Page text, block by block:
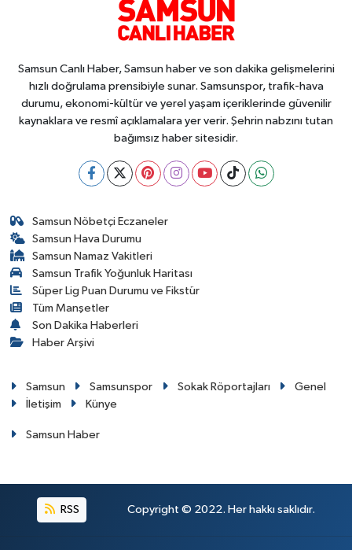
Samsun Canlı Haber, Samsun haber ve son dakika gelişmelerini
hızlı doğrulama prensibiyle sunar. Samsunspor, trafik-hava
durumu, ekonomi-kültür ve yerel yaşam içeriklerinde güvenilir
kaynaklara ve resmî açıklamalara yer verir. Şehrin nabzını tutan
bağımsız haber sitesidir.
Samsun Nöbetçi Eczaneler
Samsun Hava Durumu
Samsun Namaz Vakitleri
Samsun Trafik Yoğunluk Haritası
Süper Lig Puan Durumu ve Fikstür
Tüm Manşetler
Son Dakika Haberleri
Haber Arşivi
Samsun Samsunspor Sokak Röportajları
Genel
İletişim
Künye
Samsun Haber
RSS Copyright © 2022. Her hakkı saklıdır.